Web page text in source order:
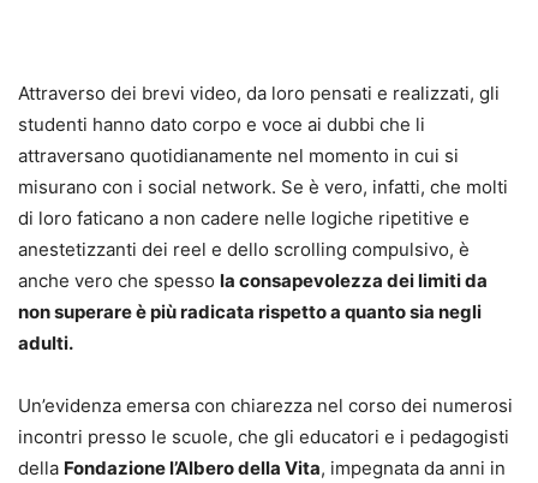
Attraverso dei brevi video, da loro pensati e realizzati, gli
studenti hanno dato corpo e voce ai dubbi che li
attraversano quotidianamente nel momento in cui si
misurano con i social network. Se è vero, infatti, che molti
di loro faticano a non cadere nelle logiche ripetitive e
anestetizzanti dei reel e dello scrolling compulsivo, è
anche vero che spesso la consapevolezza dei limiti da
non superare è più radicata rispetto a quanto sia negli
adulti.
Un’evidenza emersa con chiarezza nel corso dei numerosi
incontri presso le scuole, che gli educatori e i pedagogisti
della Fondazione l’Albero della Vita, impegnata da anni in